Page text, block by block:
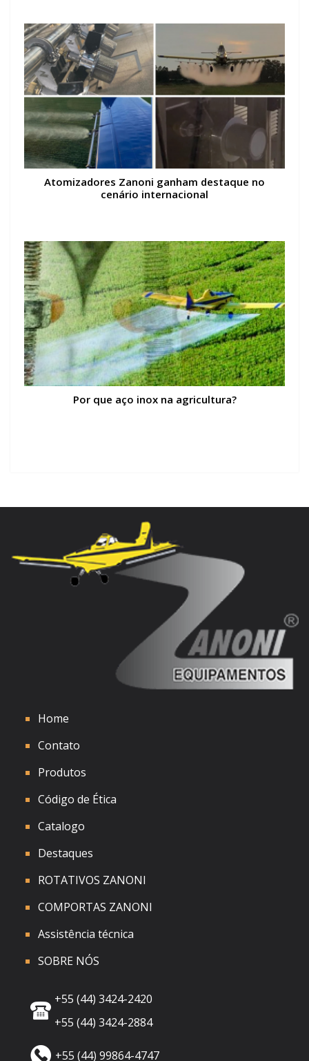
Atomizadores Zanoni ganham destaque no
cenário internacional
Por que aço inox na agricultura?
Home
Contato
Produtos
Código de Ética
Catalogo
Destaques
ROTATIVOS ZANONI
COMPORTAS ZANONI
Assistência técnica
SOBRE NÓS
+55 (44) 3424-2420
+55 (44) 3424-2884
+55 (44) 99864-4747